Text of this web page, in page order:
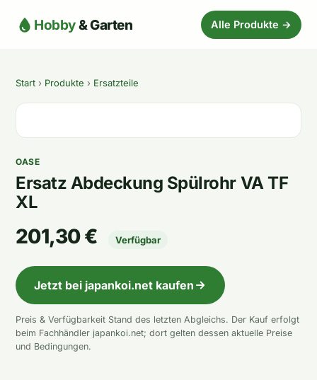
Hobby& Garten Alle Produkte →
Start › Produkte › Ersatzteile
OASE
Ersatz Abdeckung Spülrohr VA TF
XL
201,30 € Verfügbar
Jetzt bei japankoi.net kaufen
Preis & Verfügbarkeit Stand des letzten Abgleichs. Der Kauf erfolgt
beim Fachhändler japankoi.net; dort gelten dessen aktuelle Preise
und Bedingungen.